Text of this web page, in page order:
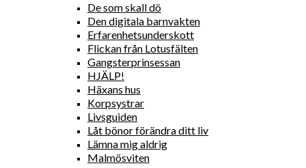
De som skall dö
Den digitala barnvakten
Erfarenhetsunderskott
Flickan från Lotusfälten
Gangsterprinsessan
HJÄLP!
Häxans hus
Korpsystrar
Livsguiden
Låt bönor förändra ditt liv
Lämna mig aldrig
Malmösviten